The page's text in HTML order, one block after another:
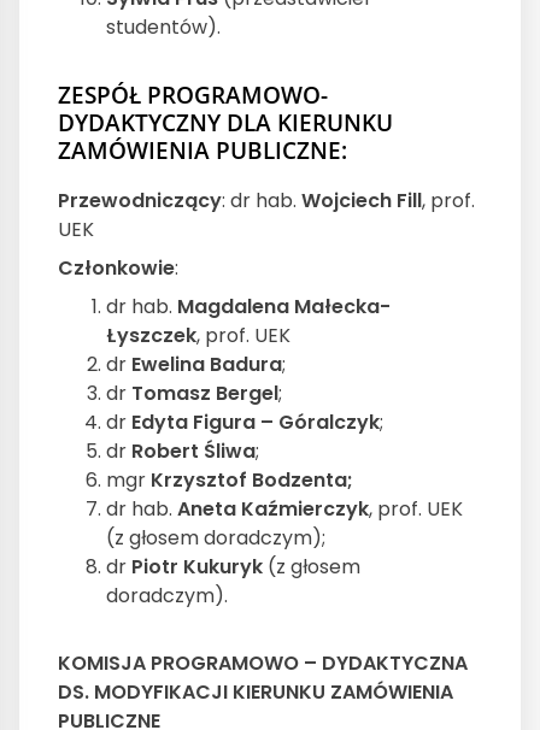
studentów).
ZESPÓŁ PROGRAMOWO-
DYDAKTYCZNY DLA KIERUNKU
ZAMÓWIENIA PUBLICZNE:
Przewodniczący: dr hab. Wojciech Fill, prof.
UEK
Członkowie:
dr hab. Magdalena Małecka-
Łyszczek, prof. UEK
dr Ewelina Badura;
dr Tomasz Bergel;
dr Edyta Figura – Góralczyk;
dr Robert Śliwa;
mgr Krzysztof Bodzenta;
dr hab. Aneta Kaźmierczyk, prof. UEK
(z głosem doradczym);
dr Piotr Kukuryk (z głosem
doradczym).
KOMISJA PROGRAMOWO – DYDAKTYCZNA
DS. MODYFIKACJI KIERUNKU ZAMÓWIENIA
PUBLICZNE